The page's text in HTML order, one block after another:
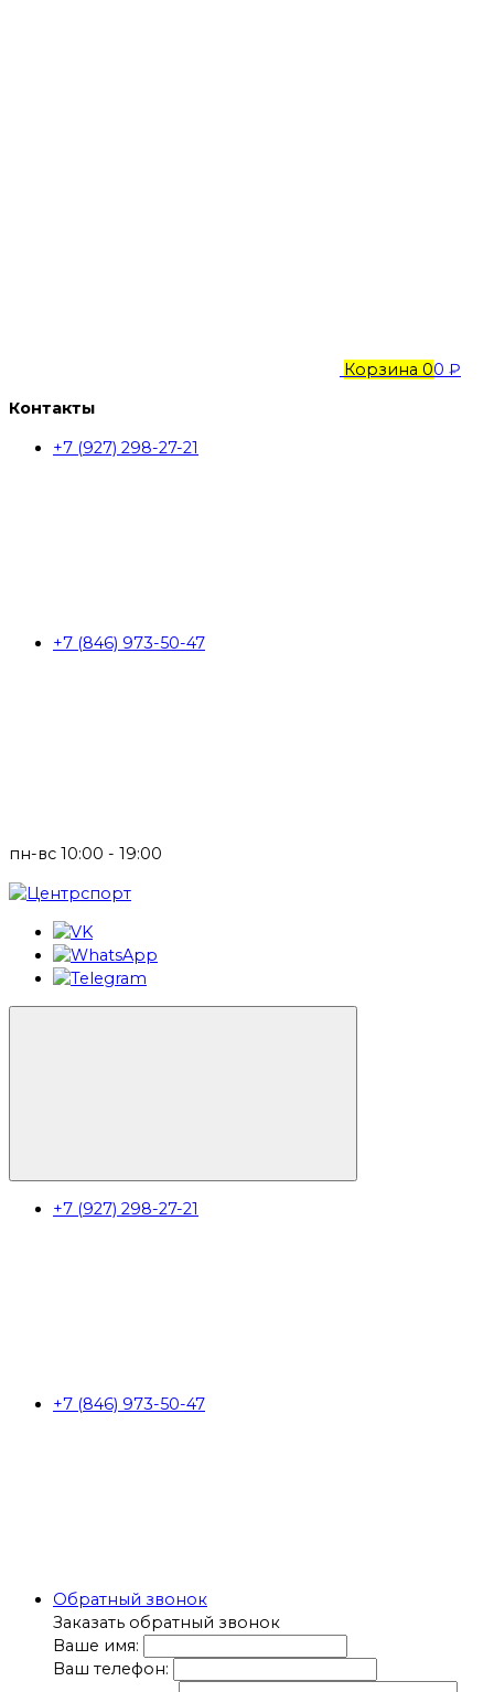
Корзина 00 ₽
Контакты
+7 (927) 298-27-21
+7 (846) 973-50-47
пн-вс 10:00 - 19:00
+7 (927) 298-27-21
+7 (846) 973-50-47
Обратный звонок
Заказать обратный звонок
Ваше имя:
Ваш телефон: